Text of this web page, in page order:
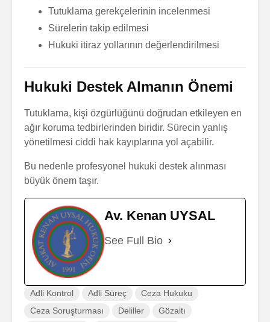
Tutuklama gerekçelerinin incelenmesi
Sürelerin takip edilmesi
Hukuki itiraz yollarının değerlendirilmesi
Hukuki Destek Almanın Önemi
Tutuklama, kişi özgürlüğünü doğrudan etkileyen en
ağır koruma tedbirlerinden biridir. Sürecin yanlış
yönetilmesi ciddi hak kayıplarına yol açabilir.
Bu nedenle profesyonel hukuki destek alınması
büyük önem taşır.
Av. Kenan UYSAL
See Full Bio
Adli Kontrol Adli Süreç
Ceza Hukuku
Ceza Soruşturması
Deliller
Gözaltı